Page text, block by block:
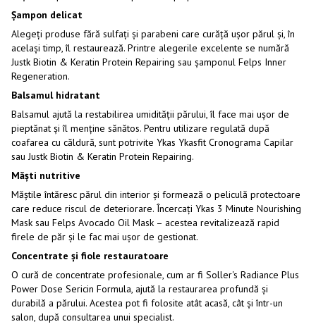
Șampon delicat
Alegeți produse fără sulfați și parabeni care curăță ușor părul și, în
același timp, îl restaurează. Printre alegerile excelente se numără
Justk Biotin & Keratin Protein Repairing sau șamponul Felps Inner
Regeneration.
Balsamul hidratant
Balsamul ajută la restabilirea umidității părului, îl face mai ușor de
pieptănat și îl menține sănătos. Pentru utilizare regulată după
coafarea cu căldură, sunt potrivite Ykas Ykasfit Cronograma Capilar
sau Justk Biotin & Keratin Protein Repairing.
Măști nutritive
Măștile întăresc părul din interior și formează o peliculă protectoare
care reduce riscul de deteriorare. Încercați Ykas 3 Minute Nourishing
Mask sau Felps Avocado Oil Mask – acestea revitalizează rapid
firele de păr și le fac mai ușor de gestionat.
Concentrate și fiole restauratoare
O cură de concentrate profesionale, cum ar fi Soller's Radiance Plus
Power Dose Sericin Formula, ajută la restaurarea profundă și
durabilă a părului. Acestea pot fi folosite atât acasă, cât și într-un
salon, după consultarea unui specialist.